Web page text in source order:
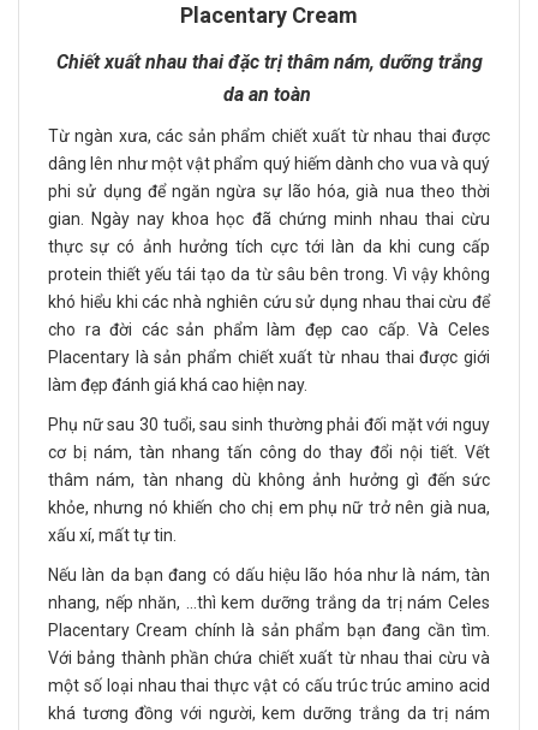
Placentary Cream
Chiết xuất nhau thai đặc trị thâm nám, dưỡng trắng
da an toàn
Từ ngàn xưa, các sản phẩm chiết xuất từ nhau thai được
dâng lên như một vật phẩm quý hiếm dành cho vua và quý
phi sử dụng để ngăn ngừa sự lão hóa, già nua theo thời
gian. Ngày nay khoa học đã chứng minh nhau thai cừu
thực sự có ảnh hưởng tích cực tới làn da khi cung cấp
protein thiết yếu tái tạo da từ sâu bên trong. Vì vậy không
khó hiểu khi các nhà nghiên cứu sử dụng nhau thai cừu để
cho ra đời các sản phẩm làm đẹp cao cấp. Và Celes
Placentary là sản phẩm chiết xuất từ nhau thai được giới
làm đẹp đánh giá khá cao hiện nay.
Phụ nữ sau 30 tuổi, sau sinh thường phải đối mặt với nguy
cơ bị nám, tàn nhang tấn công do thay đổi nội tiết. Vết
thâm nám, tàn nhang dù không ảnh hưởng gì đến sức
khỏe, nhưng nó khiến cho chị em phụ nữ trở nên già nua,
xấu xí, mất tự tin.
Nếu làn da bạn đang có dấu hiệu lão hóa như là nám, tàn
nhang, nếp nhăn, …thì kem dưỡng trắng da trị nám Celes
Placentary Cream chính là sản phẩm bạn đang cần tìm.
Với bảng thành phần chứa chiết xuất từ nhau thai cừu và
một số loại nhau thai thực vật có cấu trúc trúc amino acid
khá tương đồng với người, kem dưỡng trắng da trị nám